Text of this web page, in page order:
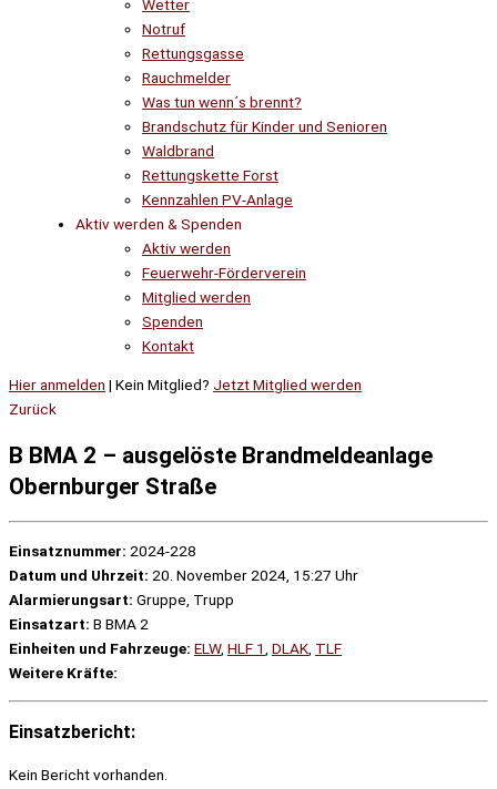
Wetter
Notruf
Rettungsgasse
Rauchmelder
Was tun wenn´s brennt?
Brandschutz für Kinder und Senioren
Waldbrand
Rettungskette Forst
Kennzahlen PV-Anlage
Aktiv werden & Spenden
Aktiv werden
Feuerwehr-Förderverein
Mitglied werden
Spenden
Kontakt
Hier anmelden | Kein Mitglied? Jetzt Mitglied werden
Zurück
B BMA 2 – ausgelöste Brandmeldeanlage
Obernburger Straße
Einsatznummer: 2024-228
Datum und Uhrzeit: 20. November 2024, 15:27 Uhr
Alarmierungsart: Gruppe, Trupp
Einsatzart: B BMA 2
Einheiten und Fahrzeuge: ELW, HLF 1 DLAK TLF
Weitere Kräfte:
Einsatzbericht:
Kein Bericht vorhanden.